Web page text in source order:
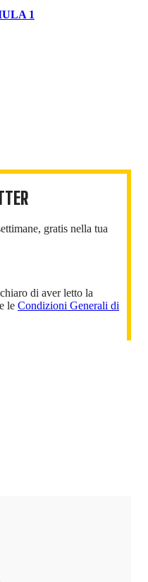
1
gratis nella tua
di aver letto la
le Condizioni Generali di